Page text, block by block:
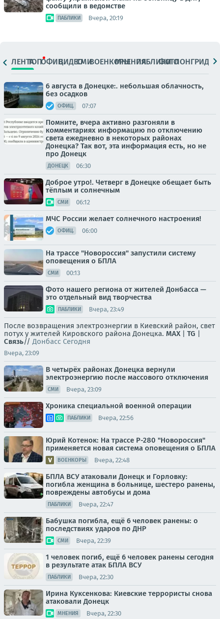
сообщили в ведомстве
ПАБЛИКИ Вчера, 20:19
ЛЕНТАТОПОФИЦ.ВИДЕОСМИВОЕНКОРЫМНЕНИЯПАБЛИКИ
ФОТОЛОНГРИДЫ
6 августа в Донецке:. небольшая облачность,
без осадков
ОФИЦ. 07:07
Помните, вчера активно разгоняли в
комментариях информацию по отключению
света ежедневно в некоторых районах
Донецка? Так вот, эта информация есть, но не
про Донецк
ДОНЕЦК 06:30
Доброе утро!. Четверг в Донецке обещает быть
тёплым и солнечным
СМИ 06:12
МЧС России желает солнечного настроения!
ОФИЦ. 06:00
На трассе "Новороссия" запустили систему
оповещения о БПЛА
СМИ 00:13
Фото нашего региона от жителей Донбасса —
это отдельный вид творчества
ПАБЛИКИ Вчера, 23:49
После возвращения электроэнергии в Киевский район, свет
потух у жителей Кировского района Донецка. MAX| TG |
Связь// Донбасс Сегодня
Вчера, 23:09
В четырёх районах Донецка вернули
электроэнергию после массового отключения
СМИ Вчера, 23:09
Хроника специальной военной операции
ПАБЛИКИ Вчера, 22:56
Юрий Котенок: На трассе Р-280 "Новороссия"
применяется новая система оповещения о БПЛА
ВОЕНКОРЫ Вчера, 22:48
БПЛА ВСУ атаковали Донецк и Горловку:
погибла женщина в больнице, шестеро ранены,
повреждены автобусы и дома
ПАБЛИКИ Вчера, 22:47
Бабушка погибла, ещё 6 человек ранены: о
последствиях ударов по ДНР
СМИ Вчера, 22:39
1 человек погиб, ещё 6 человек ранены сегодня
в результате атак БПЛА ВСУ
ПАБЛИКИ Вчера, 22:30
Ирина Куксенкова: Киевские террористы снова
атаковали Донецк
МНЕНИЯ Вчера, 22:30